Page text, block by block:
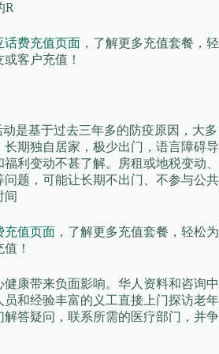
R
话费充值页面 ，了解更多充值套餐，轻
客户充值！
是基于过去三年多的防疫原因，大多
期独自居家，极少出门，语言障碍导
利变动不甚了解。房租或地税变动、
题，可能让长期不出门、不参与公共
间
充值页面 ，了解更多充值套餐，轻松为
！
康带来负面影响。华人资料和咨询中
和经验丰富的义工直接上门探访老年
解答疑问，联系所需的医疗部门，并争